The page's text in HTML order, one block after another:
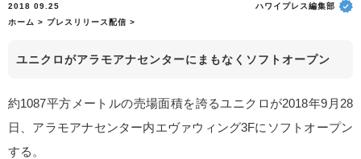
2018 09.25
ハワイプレス編集部
ホーム > プレスリリース配信 >
ユニクロがアラモアナセンターにまもなくソフトオープン
約1087平方メートルの売場面積を誇るユニクロが2018年9月28
日、アラモアナセンター内エヴァウィング3Fにソフトオープン
する。